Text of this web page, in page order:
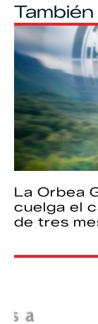
La Orbea
cuelga el
de tres